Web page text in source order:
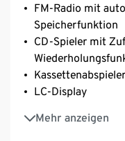
FM-Radio mit
Speicherfunktion
CD-Spieler mit
Kassettenabspieler
LC-Display
Mehr anzeigen
2 eingebaute